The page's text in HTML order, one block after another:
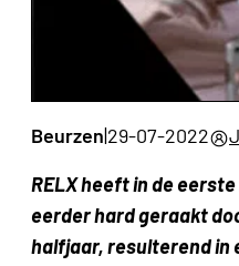
Beurzen|29-07-2022
RELX heeft in de
eerder hard geraakt
halfjaar, resulterend in